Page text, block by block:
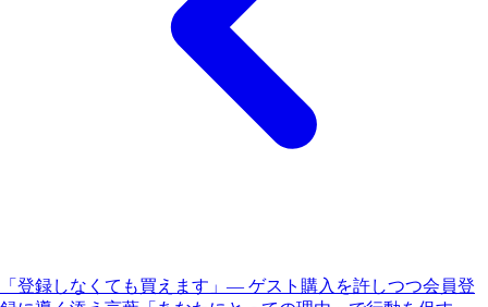
「登録しなくても買えます」— ゲスト購入を許しつつ会員登